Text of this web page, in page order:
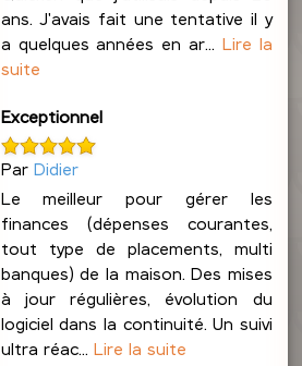
ans. J'avais fait une tentative il y
a quelques années en ar... Lire la
suite
Exceptionnel
Par Didier
Le meilleur pour gérer les
finances (dépenses courantes,
tout type de placements, multi
banques) de la maison. Des mises
à jour régulières, évolution du
logiciel dans la continuité. Un suivi
ultra réac... Lire la suite